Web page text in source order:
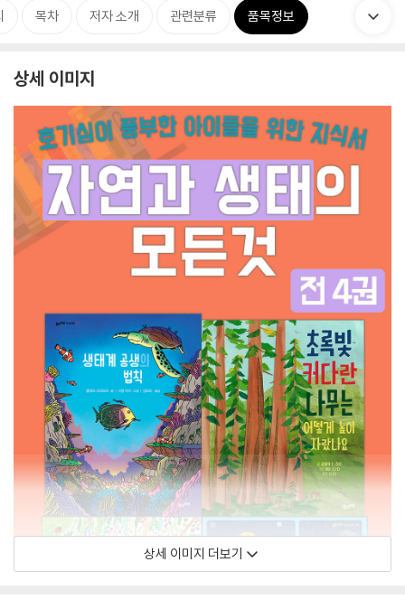
목차 저자 소개 관련분류 품목정보
상세 이미지
상세 이미지 더보기